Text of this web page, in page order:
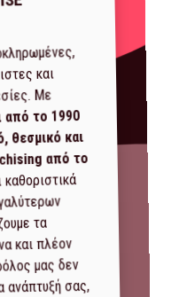
και
Με
από το 1990
θεσμικό και
από το
τα
και πλέον
μας δεν
ανάπτυξή σας,